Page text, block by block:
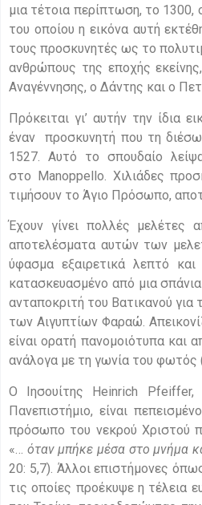
μια τέτοια περίπτωση, το 1300,
του οποίου η εικόνα αυτή
τους προσκυνητές ως το
ανθρώπους της εποχής
Αναγέννησης, ο Δάντης και ο
Πρόκειται γι’ αυτήν την
έναν προσκυνητή που τη
1527. Αυτό το σπουδαίο
στο Manoppello. Χιλιάδες
τιμήσουν το Άγιο Πρόσωπο,
Έχουν γίνει πολλές μελέτες
αποτελέσματα αυτών των
ύφασμα εξαιρετικά λεπτό
κατασκευασμένο από μια
ανταποκριτή του Βατικανού
των Αιγυπτίων Φαραώ.
είναι ορατή πανομοιότυπα και
ανάλογα με τη γωνία του φωτός
Ο Ιησουίτης Heinrich Pfeiffer,
Πανεπιστήμιο, είναι
πρόσωπο του νεκρού Χριστού
«… όταν μπήκε μέσα στο μνήμα
20: 5,7). Άλλοι επιστήμονες
τις οποίες προέκυψε η τέλεια